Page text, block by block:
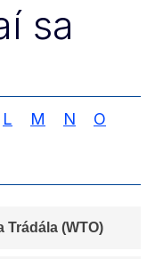
sa
L M N O
(WTO)